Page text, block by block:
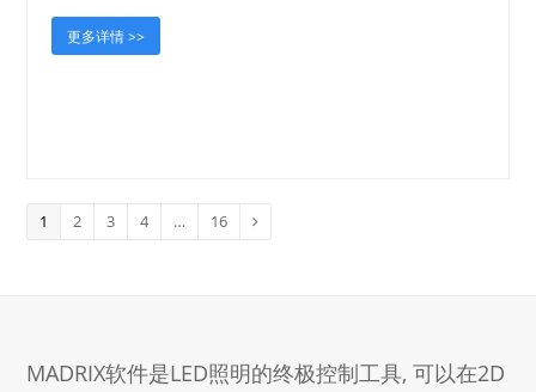
更多详情 >>
Page
1 Page
2 Page
3 Page
4 … Page
16 Next
MADRIX软件是LED照明的终极控制工具, 可以在2D